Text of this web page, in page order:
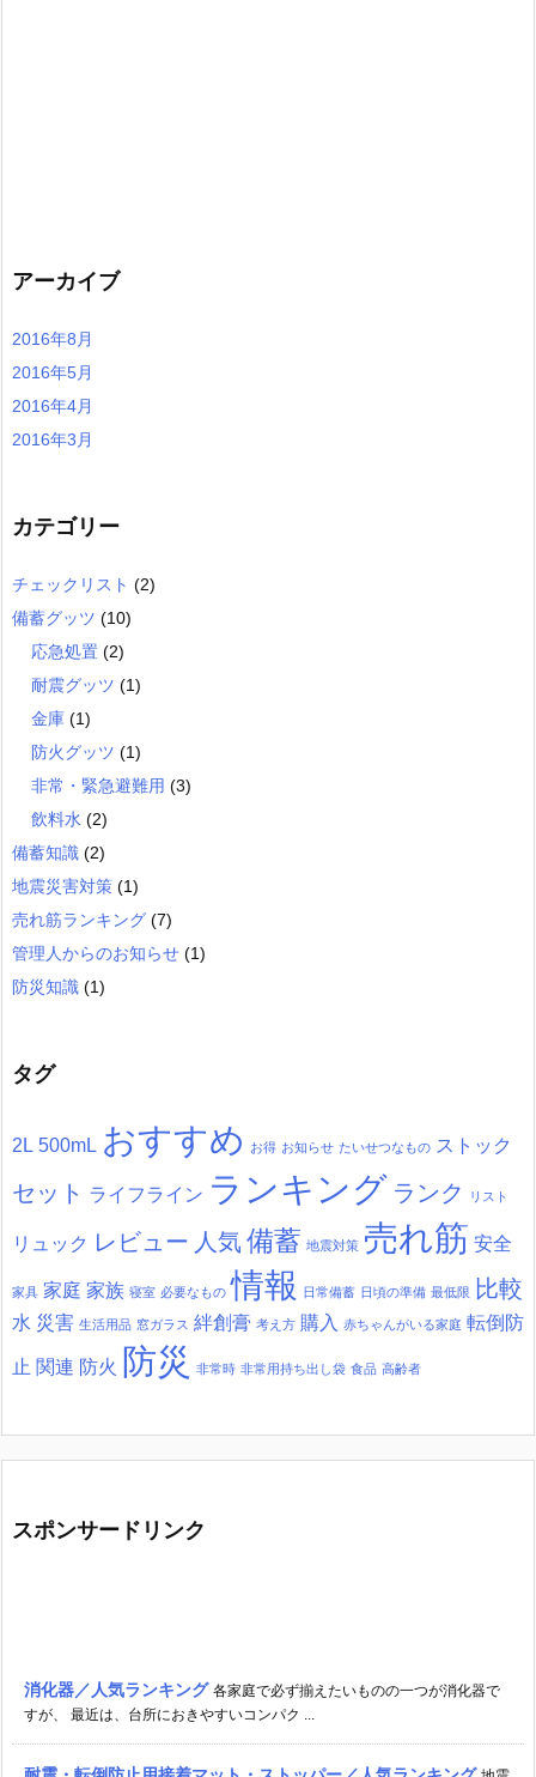
アーカイブ
2016年8月
2016年5月
2016年4月
2016年3月
カテゴリー
チェックリスト (2)
備蓄グッツ (10)
応急処置 (2)
耐震グッツ (1)
金庫 (1)
防火グッツ (1)
非常・緊急避難用 (3)
飲料水 (2)
備蓄知識 (2)
地震災害対策 (1)
売れ筋ランキング (7)
管理人からのお知らせ (1)
防災知識 (1)
タグ
2L 500mL おすすめ お得 お知らせ たいせつなもの ストック
セット ライフライン ランキング ランク リスト
リュック レビュー 人気 備蓄 地震対策 売れ筋 安全
家具 家庭 家族 寝室 必要なもの 情報 日常備蓄 日頃の準備 最低限 比較
水 災害 生活用品 窓ガラス 絆創膏 考え方 購入 赤ちゃんがいる家庭 転倒防
止 関連 防火 防災 非常時 非常用持ち出し袋 食品 高齢者
スポンサードリンク
消化器／人気ランキング 各家庭で必ず揃えたいものの一つが消化器で
すが、 最近は、台所におきやすいコンパク ...